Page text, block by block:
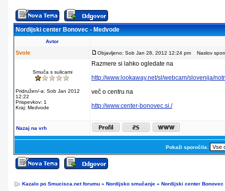
Nordijski center Bonovec - Medvode
Avtor
Svole Objavljeno: Sob Jan 28, 2012 12:24 pm Naslov
Smuča s sulicami
Pridružen/-a: Sob Jan 2012
12:22
Prispevkov: 1
Kraj: Medvode
Razmere si lahko ogledate na
http://www.lookaway.net/sl/webcam/slovenija/
več o centru na
http://www.center-bonovec.si./
Nazaj na vrh
Pokaži sporočila:
Kazalo po Smucisca.net forumu » Nordijsko smučanje » Nordijski center Bonovec